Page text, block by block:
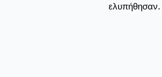
ελυπήθησαν.